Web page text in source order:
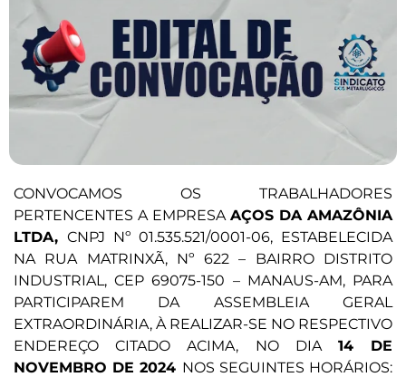
CONVOCAMOS OS TRABALHADORES
PERTENCENTES A EMPRESA AÇOS DA AMAZÔNIA
LTDA, CNPJ Nº 01.535.521/0001-06, ESTABELECIDA
NA RUA MATRINXÃ, Nº 622 – BAIRRO DISTRITO
INDUSTRIAL, CEP 69075-150 – MANAUS-AM, PARA
PARTICIPAREM DA ASSEMBLEIA GERAL
EXTRAORDINÁRIA, À REALIZAR-SE NO RESPECTIVO
ENDEREÇO CITADO ACIMA, NO DIA 14 DE
NOVEMBRO DE 2024 NOS SEGUINTES HORÁRIOS: